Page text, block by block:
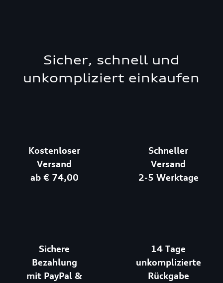
Sicher, schnell und
unkompliziert einkaufen
Kostenloser
Versand
ab € 74,00
Schneller
Versand
2-5 Werktage
Sichere
Bezahlung
mit PayPal &
14 Tage
unkomplizierte
Rückgabe